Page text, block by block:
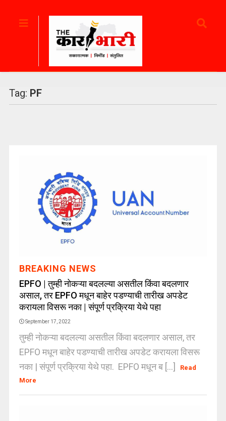
Tag: PF
BREAKING NEWS
EPFO | तुम्ही नोकऱ्या बदलल्या असतील किंवा बदलणार
असाल, तर EPFO ​​मधून बाहेर पडण्याची तारीख अपडेट
करायला विसरू नका | संपूर्ण प्रक्रिया येथे पहा
September 17, 2022
तुम्ही नोकऱ्या बदलल्या असतील किंवा बदलणार असाल, तर
EPFO ​​मधून बाहेर पडण्याची तारीख अपडेट करायला विसरू
नका | संपूर्ण प्रक्रिया येथे पहा. EPFO मधून ब [...]
Read
More